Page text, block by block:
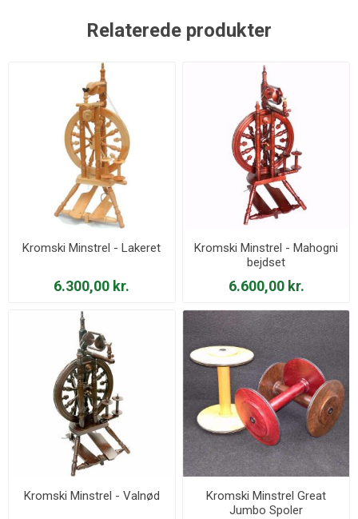
Relaterede produkter
Kromski Minstrel - Lakeret
6.300,00 kr.
Kromski Minstrel - Mahogni
bejdset
6.600,00 kr.
Kromski Minstrel - Valnød
Kromski Minstrel Great
Jumbo Spoler